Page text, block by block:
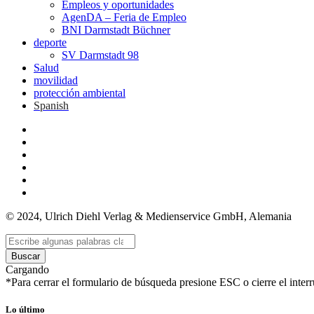
Empleos y oportunidades
AgenDA – Feria de Empleo
BNI Darmstadt Büchner
deporte
SV Darmstadt 98
Salud
movilidad
protección ambiental
Spanish
© 2024, Ulrich Diehl Verlag & Medienservice GmbH, Alemania
Buscar
Cargando
*Para cerrar el formulario de búsqueda presione ESC o cierre el
Lo último